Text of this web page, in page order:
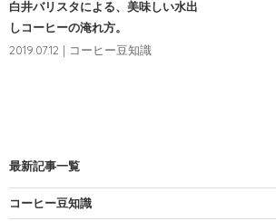
白井バリスタによる、美味しい水出
しコーヒーの淹れ方。
2019.07.12 | コーヒー豆知識
最新記事一覧
コーヒー豆知識